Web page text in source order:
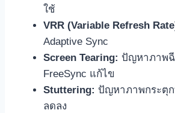
ใช้
VRR (Variable Refresh
Adaptive Sync
Screen Tearing: ปัญหาภาพ
FreeSync แก้ไข
Stuttering: ปัญหาภาพกระตุก
ลดลง